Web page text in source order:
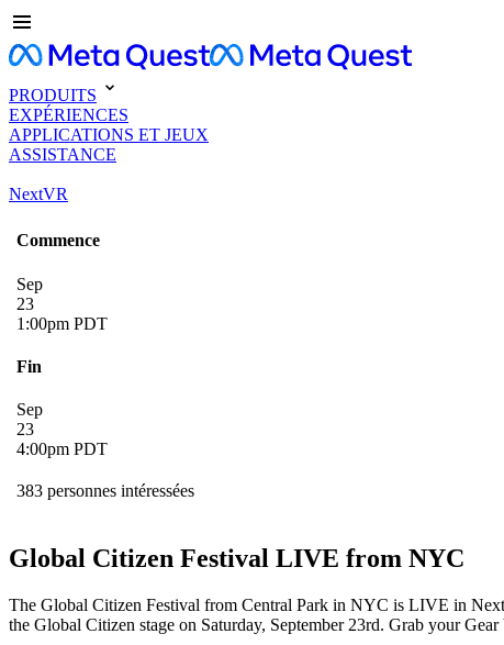
PRODUITS
EXPÉRIENCES
APPLICATIONS ET JEUX
ASSISTANCE
NextVR
Commence
Sep
23
1:00pm PDT
Fin
Sep
23
4:00pm PDT
383 personnes intéressées
Global Citizen Festival LIVE from NYC
The Global Citizen Festival from Central Park in NYC is LIVE in
the Global Citizen stage on Saturday, September 23rd. Grab your